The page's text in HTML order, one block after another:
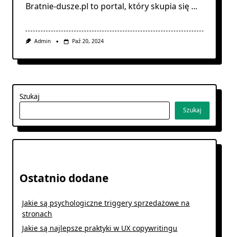
Bratnie-dusze.pl to portal, który skupia się ...
Admin Paź 20, 2024
Szukaj
Szukaj
Ostatnio dodane
Jakie są psychologiczne triggery sprzedażowe na
stronach
Jakie są najlepsze praktyki w UX copywritingu